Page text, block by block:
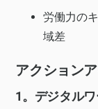
労働力の
域差
アクション
1。デジタル